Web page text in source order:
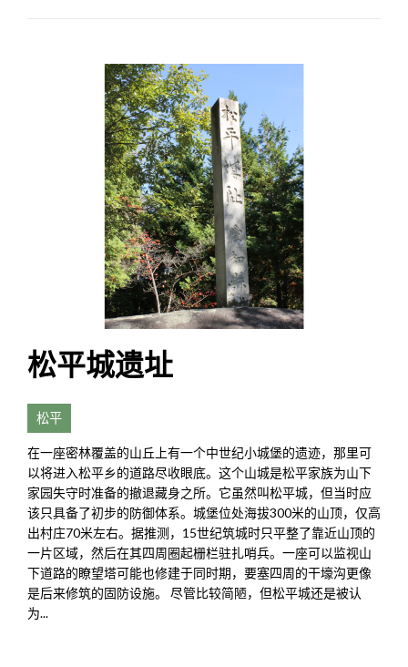
松平城遗址
松平
在一座密林覆盖的山丘上有一个中世纪小城堡的遗迹，那里可
以将进入松平乡的道路尽收眼底。这个山城是松平家族为山下
家园失守时准备的撤退藏身之所。它虽然叫松平城，但当时应
该只具备了初步的防御体系。城堡位处海拔300米的山顶，仅高
出村庄70米左右。据推测，15世纪筑城时只平整了靠近山顶的
一片区域，然后在其四周圈起栅栏驻扎哨兵。一座可以监视山
下道路的瞭望塔可能也修建于同时期，要塞四周的干壕沟更像
是后来修筑的固防设施。 尽管比较简陋，但松平城还是被认
为...